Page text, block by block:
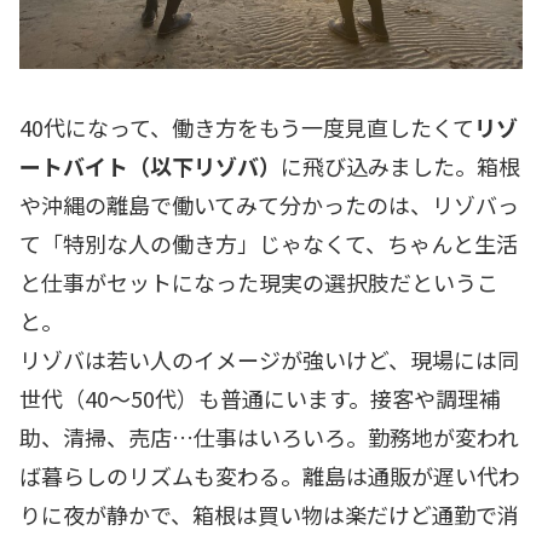
40代になって、働き方をもう一度見直したくてリゾ
ートバイト（以下リゾバ） に飛び込みました。箱根
や沖縄の離島で働いてみて分かったのは、リゾバっ
て「特別な人の働き方」じゃなくて、ちゃんと生活
と仕事がセットになった現実の選択肢だというこ
と。
リゾバは若い人のイメージが強いけど、現場には同
世代（40〜50代）も普通にいます。接客や調理補
助、清掃、売店…仕事はいろいろ。勤務地が変われ
ば暮らしのリズムも変わる。離島は通販が遅い代わ
りに夜が静かで、箱根は買い物は楽だけど通勤で消